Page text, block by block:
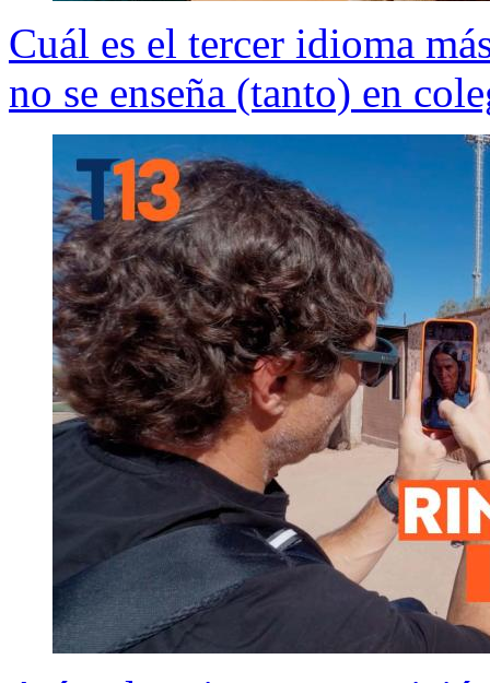
Cuál es el tercer idioma
no se enseña (tanto) en